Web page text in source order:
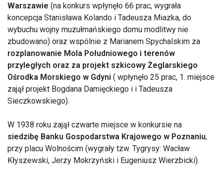
Warszawie (na konkurs wpłynęło 66 prac, wygrała
koncepcja Stanisława Kolando i Tadeusza Miazka, do
wybuchu wojny muzułmańskiego domu modlitwy nie
zbudowano) oraz wspólnie z Marianem Spychalskim za
rozplanowanie Mola Południowego i terenów
przyległych oraz za projekt szkicowy Żeglarskiego
Ośrodka Morskiego w Gdyni ( wpłynęło 25 prac, 1. miejsce
zajął projekt Bogdana Damięckiego i i Tadeusza
Sieczkowskiego).
W 1938 roku zajął czwarte miejsce w konkursie na
siedzibę Banku Gospodarstwa Krajowego w Poznaniu,
przy placu Wolnościm (wygrały tzw. Tygrysy: Wacław
Kłyszewski, Jerzy Mokrzyński i Eugeniusz Wierzbicki).